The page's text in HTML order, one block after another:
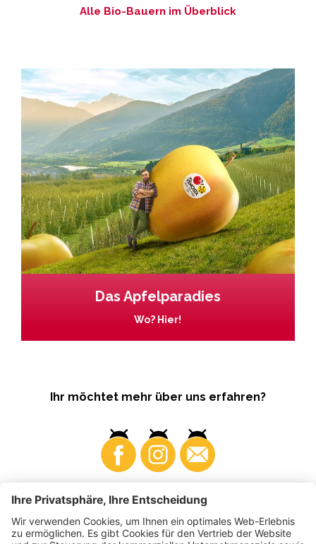
Alle Bio-Bauern im Überblick
Das Apfelparadies
Wo? Hier!
Ihr möchtet mehr über uns erfahren?
Business Produzenten